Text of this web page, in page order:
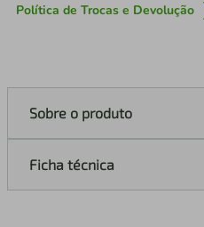
Política de Trocas e Devolução
Sobre o produto
Ficha técnica